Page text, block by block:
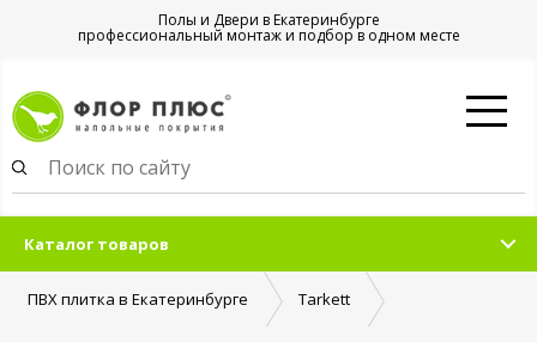
Полы и Двери в Екатеринбурге
профессиональный монтаж и подбор в одном месте
Каталог товаров
ПВХ плитка в Екатеринбурге Tarkett